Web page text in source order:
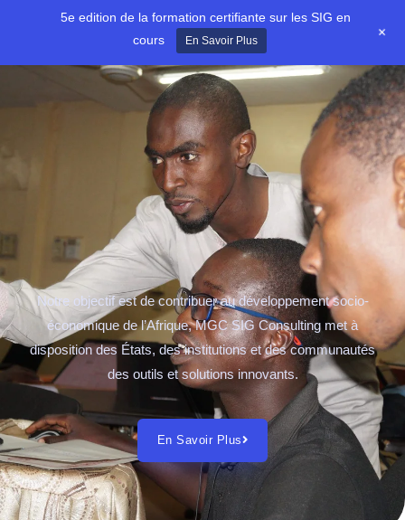
Notre objectif est de contribuer au développement socio-
économique de l’Afrique, MGC SIG Consulting met à
disposition des États, des institutions et des communautés
des outils et solutions innovants.
En Savoir Plus
5e edition de la formation certifiante sur les SIG en
cours
En Savoir Plus +